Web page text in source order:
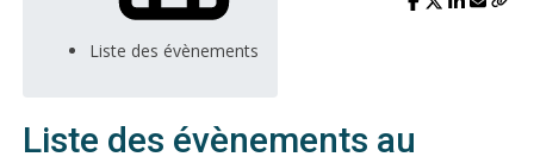
Liste des évènements
Liste des évènements au